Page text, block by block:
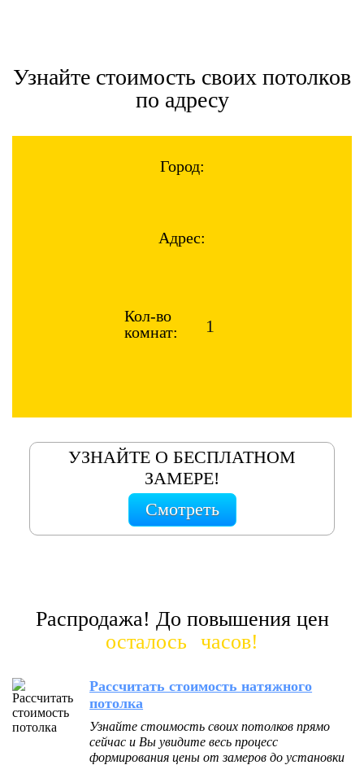
Узнайте стоимость своих потолков
по адресу
Город:
Адрес:
Кол-во
комнат:
УЗНАЙТЕ О БЕСПЛАТНОМ
ЗАМЕРЕ!
Смотреть
Распродажа! До повышения цен
осталось
часов!
Рассчитать стоимость натяжного
потолка
Узнайте стоимость своих потолков прямо
сейчас и Вы увидите весь процесс
формирования цены от замеров до установки